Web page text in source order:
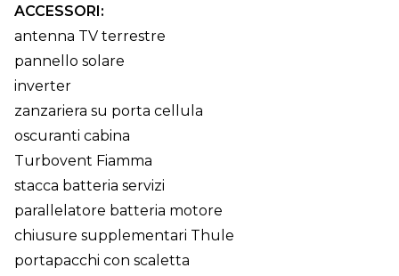
ACCESSORI:
antenna TV terrestre
pannello solare
inverter
zanzariera su porta cellula
oscuranti cabina
Turbovent Fiamma
stacca batteria servizi
parallelatore batteria motore
chiusure supplementari Thule
portapacchi con scaletta